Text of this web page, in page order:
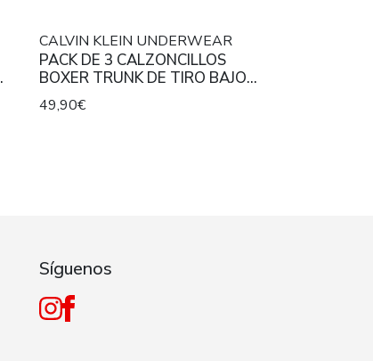
CALVIN KLEIN UNDERWEAR
PACK DE 3 CALZONCILLOS
BOXER TRUNK DE TIRO BAJO
INTENSE POWER MICROFIBER
STRETCH CON INSCRIPCIÓN EN
49,90€
Síguenos